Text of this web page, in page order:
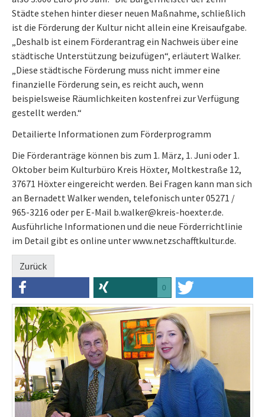
Städte stehen hinter dieser neuen Maßnahme, schließlich
ist die Förderung der Kultur nicht allein eine Kreisaufgabe.
„Deshalb ist einem Förderantrag ein Nachweis über eine
städtische Unterstützung beizufügen“, erläutert Walker.
„Diese städtische Förderung muss nicht immer eine
finanzielle Förderung sein, es reicht auch, wenn
beispielsweise Räumlichkeiten kostenfrei zur Verfügung
gestellt werden.“
Detailierte Informationen zum Förderprogramm
Die Förderanträge können bis zum 1. März, 1. Juni oder 1.
Oktober beim Kulturbüro Kreis Höxter, Moltkestraße 12,
37671 Höxter eingereicht werden. Bei Fragen kann man sich
an Bernadett Walker wenden, telefonisch unter 05271 /
965-3216 oder per E-Mail b.walker@kreis-hoexter.de.
Ausführliche Informationen und die neue Förderrichtlinie
im Detail gibt es online unter www.netzschafftkultur.de.
Zurück
0